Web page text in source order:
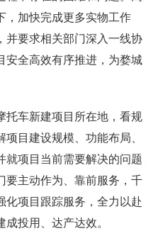
，加快完成更多实物工作
并要求相关部门深入一线协
安全高效有序推进，为婺城
托车新建项目所在地，看规
目建设规模、功能布局、
就项目当前需要解决的问题
要主动作为、靠前服务，千
项目跟踪服务，全力以赴
投用、达产达效。